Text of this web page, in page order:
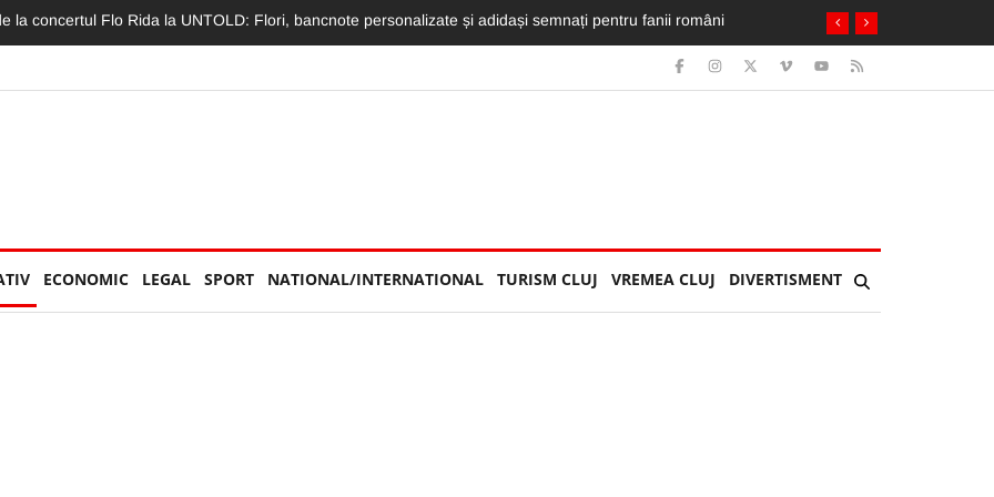
UNTOLD nici măcar nu sunt la festival:„Concert în liniște nu se poate. Trei nopți bum-bum, dar întinerește orașul”
ECONOMIC LEGAL SPORT NATIONAL/INTERNATIONAL TURISM CLUJ VREMEA CLUJ DIVERTISMENT